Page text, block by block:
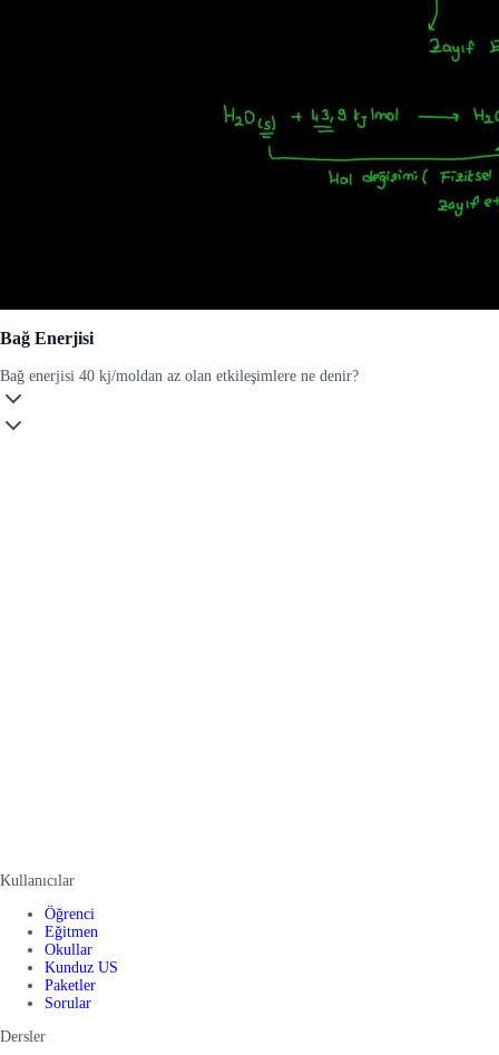
Bağ Enerjisi
Bağ enerjisi 40 kj/moldan az olan etkileşimlere ne denir?
Kullanıcılar
Öğrenci
Eğitmen
Okullar
Kunduz US
Paketler
Sorular
Dersler